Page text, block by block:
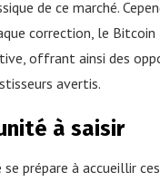
de ce marché.
correction, le
offrant ainsi des
avertis.
à saisir
prépare à accueillir